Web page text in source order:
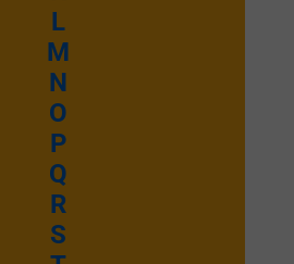
L
M
N
O
P
Q
R
S
Emmanuel Septembre 2025
Ecouter et télécharger
Wòe Nye